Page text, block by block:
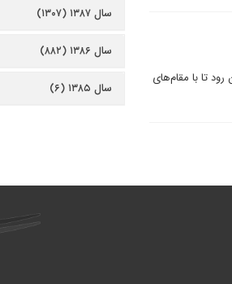
تا با مقام‌هاى
سال ۱۳۸۷ (۱۳۰۷)
سال ۱۳۸۶ (۸۸۲)
سال ۱۳۸۵ (۶)